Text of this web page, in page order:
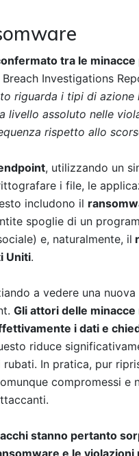
tra le minacce
Investigations
riguarda i tipi di azione
livello assoluto nelle
rispetto allo
, utilizzando un
i file, le
includono il
spoglie di un
e, naturalmente, il
Uniti.
a vedere una
Gli attori delle
i dati e
riduce
In pratica, pur
compromessi e
stanno pertanto